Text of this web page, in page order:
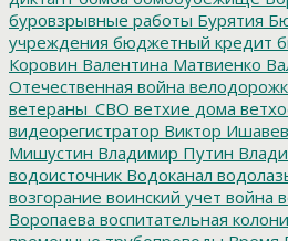
буровзрывные работы Бурятия
учреждения бюджетный кредит
Коровин Валентина Матвиенко
Отечественная война
ветераны_СВО ветхие дома
видеорегистратор Виктор Ишавев
Мишустин Владимир Путин
водоисточник Водоканал
возгорание воинский учет война
Воропаева воспитательная